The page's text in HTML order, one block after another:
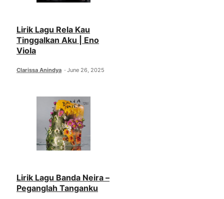
Lirik Lagu Rela Kau
Tinggalkan Aku | Eno
Viola
Clarissa Anindya June 26, 2025
Lirik Lagu Banda Neira –
Peganglah Tanganku